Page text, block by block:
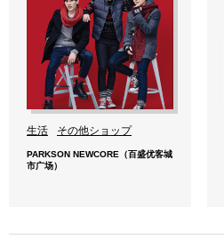
生活 その他ショップ
PARKSON NEWCORE（百盛优客城
市广场）